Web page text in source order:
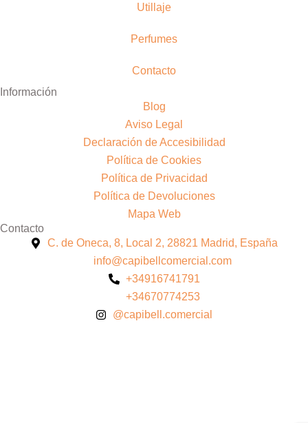
Utillaje
Perfumes
Contacto
Información
Blog
Aviso Legal
Declaración de Accesibilidad
Política de Cookies
Política de Privacidad
Política de Devoluciones
Mapa Web
Contacto
C. de Oneca, 8, Local 2, 28821 Madrid, España
info@capibellcomercial.com
+34916741791
+34670774253
@capibell.comercial